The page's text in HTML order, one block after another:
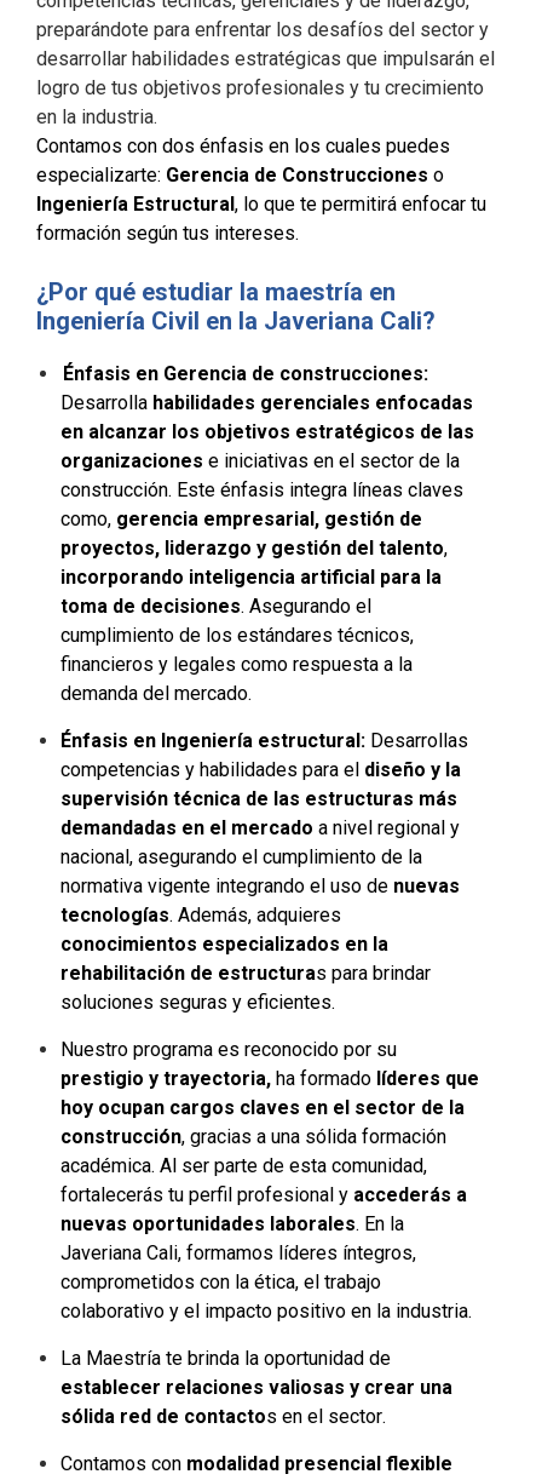
preparándote para enfrentar los desafíos del sector y
desarrollar habilidades estratégicas que impulsarán el
logro de tus objetivos profesionales y tu crecimiento
en la industria.
Contamos con dos énfasis en los cuales puedes
especializarte: Gerencia de Construcciones o
Ingeniería Estructural, lo que te permitirá enfocar tu
formación según tus intereses.
¿Por qué estudiar la maestría en
Ingeniería Civil en la Javeriana Cali?
Énfasis en Gerencia de construcciones:
Desarrolla habilidades gerenciales enfocadas
en alcanzar los objetivos estratégicos de las
organizaciones e iniciativas en el sector de la
construcción. Este énfasis integra líneas claves
como, gerencia empresarial, gestión de
proyectos, liderazgo y gestión del talento,
incorporando inteligencia artificial para la
toma de decisiones. Asegurando el
cumplimiento de los estándares técnicos,
financieros y legales como respuesta a la
demanda del mercado.
Énfasis en Ingeniería estructural: Desarrollas
competencias y habilidades para el diseño y la
supervisión técnica de las estructuras más
demandadas en el mercado a nivel regional y
nacional, asegurando el cumplimiento de la
normativa vigente integrando el uso de nuevas
tecnologías. Además, adquieres
conocimientos especializados en la
rehabilitación de estructuras para brindar
soluciones seguras y eficientes.
Nuestro programa es reconocido por su
prestigio y trayectoria, ha formado líderes que
hoy ocupan cargos claves en el sector de la
construcción, gracias a una sólida formación
académica. Al ser parte de esta comunidad,
fortalecerás tu perfil profesional y accederás a
nuevas oportunidades laborales. En la
Javeriana Cali, formamos líderes íntegros,
comprometidos con la ética, el trabajo
colaborativo y el impacto positivo en la industria.
La Maestría te brinda la oportunidad de
establecer relaciones valiosas y crear una
sólida red de contactos en el sector.
Contamos con modalidad presencial flexible